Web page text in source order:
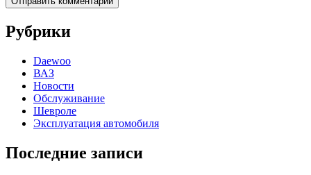
Рубрики
Daewoo
ВАЗ
Новости
Обслуживание
Шевроле
Эксплуатация автомобиля
Последние записи